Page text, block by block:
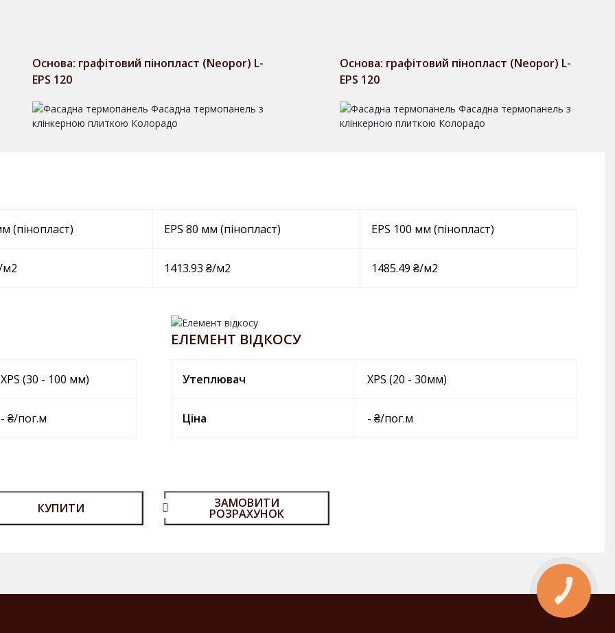
Основа: графітовий пінопласт (Neopor) L-
EPS 120
Основа: графітовий пінопласт (Neopor) L-
EPS 120
(пінопласт) EPS 80 мм (пінопласт) EPS 100 мм (пінопласт)
м2 1413.93 ₴/м2 1485.49 ₴/м2
XPS (30 - 100 мм)
- ₴/пог.м
ЕЛЕМЕНТ ВІДКОСУ
Утеплювач XPS (20 - 30мм)
Ціна - ₴/пог.м
КУПИТИ ЗАМОВИТИ
РОЗРАХУНОК
КНОПКА
ЗВ'ЯЗКУ